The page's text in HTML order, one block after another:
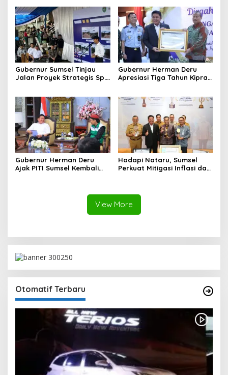
Perempuan
Gubernur Sumsel Tinjau
Jalan Proyek Strategis Sp.
Gubernur Herman Deru
Apresiasi Tiga Tahun Kiprah
Negara
Gubernur Herman Deru
Ajak PITI Sumsel Kembali
Hadapi Nataru, Sumsel
Perkuat Mitigasi Inflasi dan
View More
Otomatif Terbaru